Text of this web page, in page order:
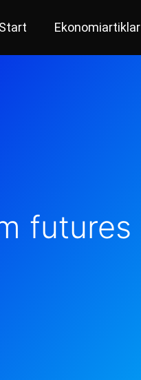
Start Ekonomiartiklar
futures